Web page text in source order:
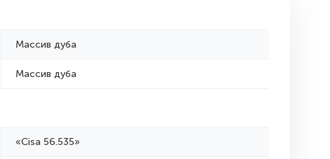
Массив дуба
Массив дуба
«Cisa 56.535»